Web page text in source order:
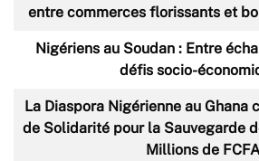
entre commerces florissants et
Nigériens au Soudan : Entre
défis socio-
La Diaspora Nigérienne au Ghana
de Solidarité pour la Sauvegarde
Millions de FCFA